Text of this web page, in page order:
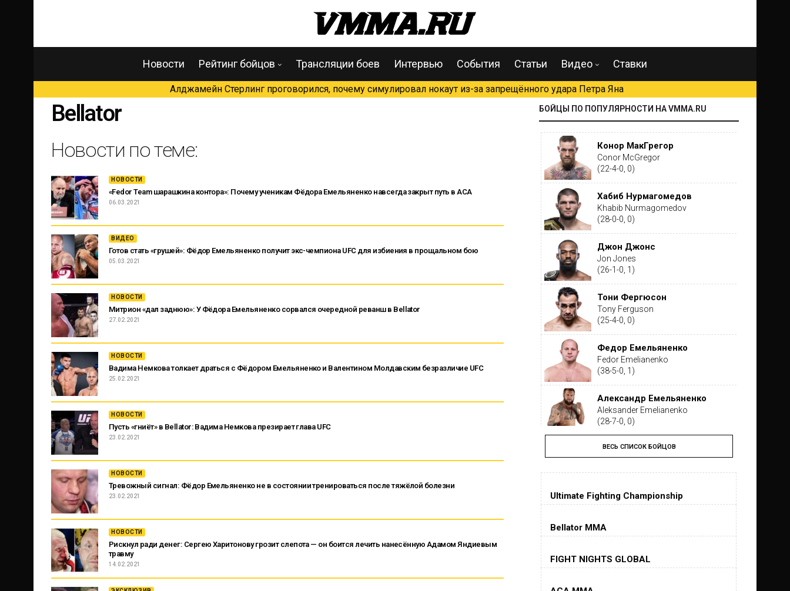
Новости Рейтинг бойцов Трансляции боев Интервью События Статьи Видео Ставки
Алджамейн Стерлинг проговорился, почему симулировал нокаут из-за запрещённого удара Петра Яна
Bellator
Новости по теме:
НОВОСТИ
«Fedor Team шарашкина контора»: Почему ученикам Фёдора Емельяненко навсегда закрыт путь в ACA
06.03.2021
ВИДЕО
Готов стать «грушей»: Фёдор Емельяненко получит экс-чемпиона UFC для избиения в прощальном бою
05.03.2021
НОВОСТИ
Митрион «дал заднюю»: У Фёдора Емельяненко сорвался очередной реванш в Bellator
27.02.2021
НОВОСТИ
Вадима Немкова толкает драться с Фёдором Емельяненко и Валентином Молдавским безразличие UFC
25.02.2021
НОВОСТИ
Пусть «гниёт» в Bellator: Вадима Немкова презирает глава UFC
23.02.2021
НОВОСТИ
Тревожный сигнал: Фёдор Емельяненко не в состоянии тренироваться после тяжёлой болезни
23.02.2021
НОВОСТИ
Рискнул ради денег: Сергею Харитонову грозит слепота — он боится лечить нанесённую Адамом Яндиевым
травму
14.02.2021
БОЙЦЫ ПО ПОПУЛЯРНОСТИ НА VMMA.RU
Конор МакГрегор
Conor McGregor
(22-4-0, 0)
Хабиб Нурмагомедов
Khabib Nurmagomedov
(28-0-0, 0)
Джон Джонс
Jon Jones
(26-1-0, 1)
Тони Фергюсон
Tony Ferguson
(25-4-0, 0)
Федор Емельяненко
Fedor Emelianenko
(38-5-0, 1)
Александр Емельяненко
Aleksander Emelianenko
(28-7-0, 0)
Тайрон Вудли
Tyron Woodley
(19-5-1, 0)
Дастин Порье
(26-6-0, 1)
Jorge Masvidal
ВЕСЬ СПИСОК БОЙЦОВ
Ultimate Fighting Championship
Bellator MMA
FIGHT NIGHTS GLOBAL